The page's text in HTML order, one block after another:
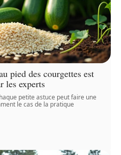
pied des courgettes est
les experts
petite astuce peut faire une
le cas de la pratique